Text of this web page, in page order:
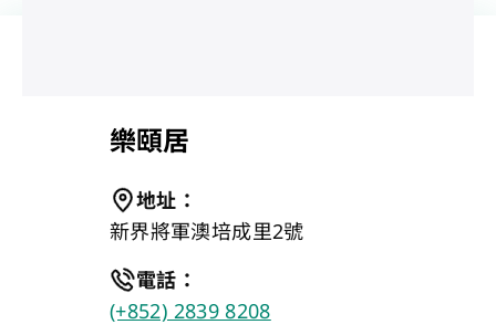
樂頤居
地址 ：
新界將軍澳培成里2號
電話 ：
(+852) 2839 8208